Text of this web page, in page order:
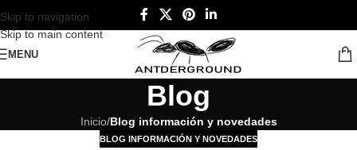
Skip to navigation
Skip to main content
MENU
Blog
Inicio/Blog información y novedades
BLOG INFORMACIÓN Y NOVEDADES